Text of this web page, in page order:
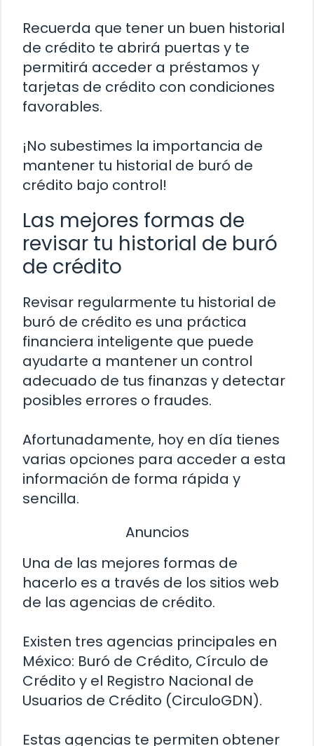
Recuerda que tener un buen historial
de crédito te abrirá puertas y te
permitirá acceder a préstamos y
tarjetas de crédito con condiciones
favorables.
¡No subestimes la importancia de
mantener tu historial de buró de
crédito bajo control!
Las mejores formas de
revisar tu historial de buró
de crédito
Revisar regularmente tu historial de
buró de crédito es una práctica
financiera inteligente que puede
ayudarte a mantener un control
adecuado de tus finanzas y detectar
posibles errores o fraudes.
Afortunadamente, hoy en día tienes
varias opciones para acceder a esta
información de forma rápida y
sencilla.
Anuncios
Una de las mejores formas de
hacerlo es a través de los sitios web
de las agencias de crédito.
Existen tres agencias principales en
México: Buró de Crédito, Círculo de
Crédito y el Registro Nacional de
Usuarios de Crédito (CirculoGDN).
Estas agencias te permiten obtener